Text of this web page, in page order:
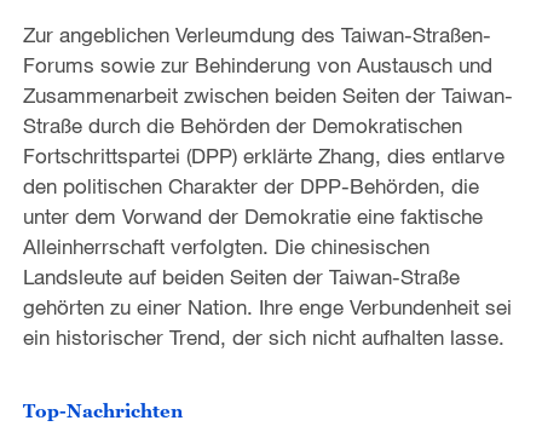
Zur angeblichen Verleumdung des Taiwan-Straßen-
Forums sowie zur Behinderung von Austausch und
Zusammenarbeit zwischen beiden Seiten der Taiwan-
Straße durch die Behörden der Demokratischen
Fortschrittspartei (DPP) erklärte Zhang, dies entlarve
den politischen Charakter der DPP-Behörden, die
unter dem Vorwand der Demokratie eine faktische
Alleinherrschaft verfolgten. Die chinesischen
Landsleute auf beiden Seiten der Taiwan-Straße
gehörten zu einer Nation. Ihre enge Verbundenheit sei
ein historischer Trend, der sich nicht aufhalten lasse.
Top-Nachrichten